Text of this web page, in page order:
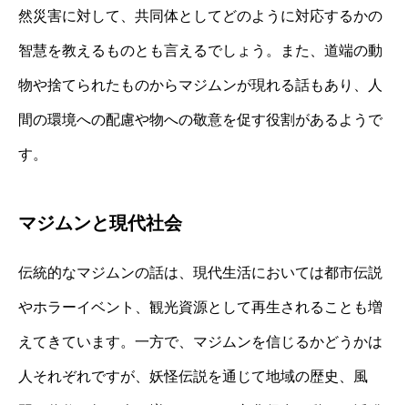
然災害に対して、共同体としてどのように対応するかの
智慧を教えるものとも言えるでしょう。また、道端の動
物や捨てられたものからマジムンが現れる話もあり、人
間の環境への配慮や物への敬意を促す役割があるようで
す。
マジムンと現代社会
伝統的なマジムンの話は、現代生活においては都市伝説
やホラーイベント、観光資源として再生されることも増
えてきています。一方で、マジムンを信じるかどうかは
人それぞれですが、妖怪伝説を通じて地域の歴史、風